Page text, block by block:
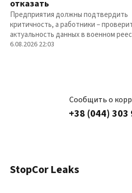
отказать
Предприятия должны подтвердить
критичность, а работники –
актуальность данных в военном
6.08.2026 22:03
Сообщить о
+38 (044) 303
StopCor Leaks